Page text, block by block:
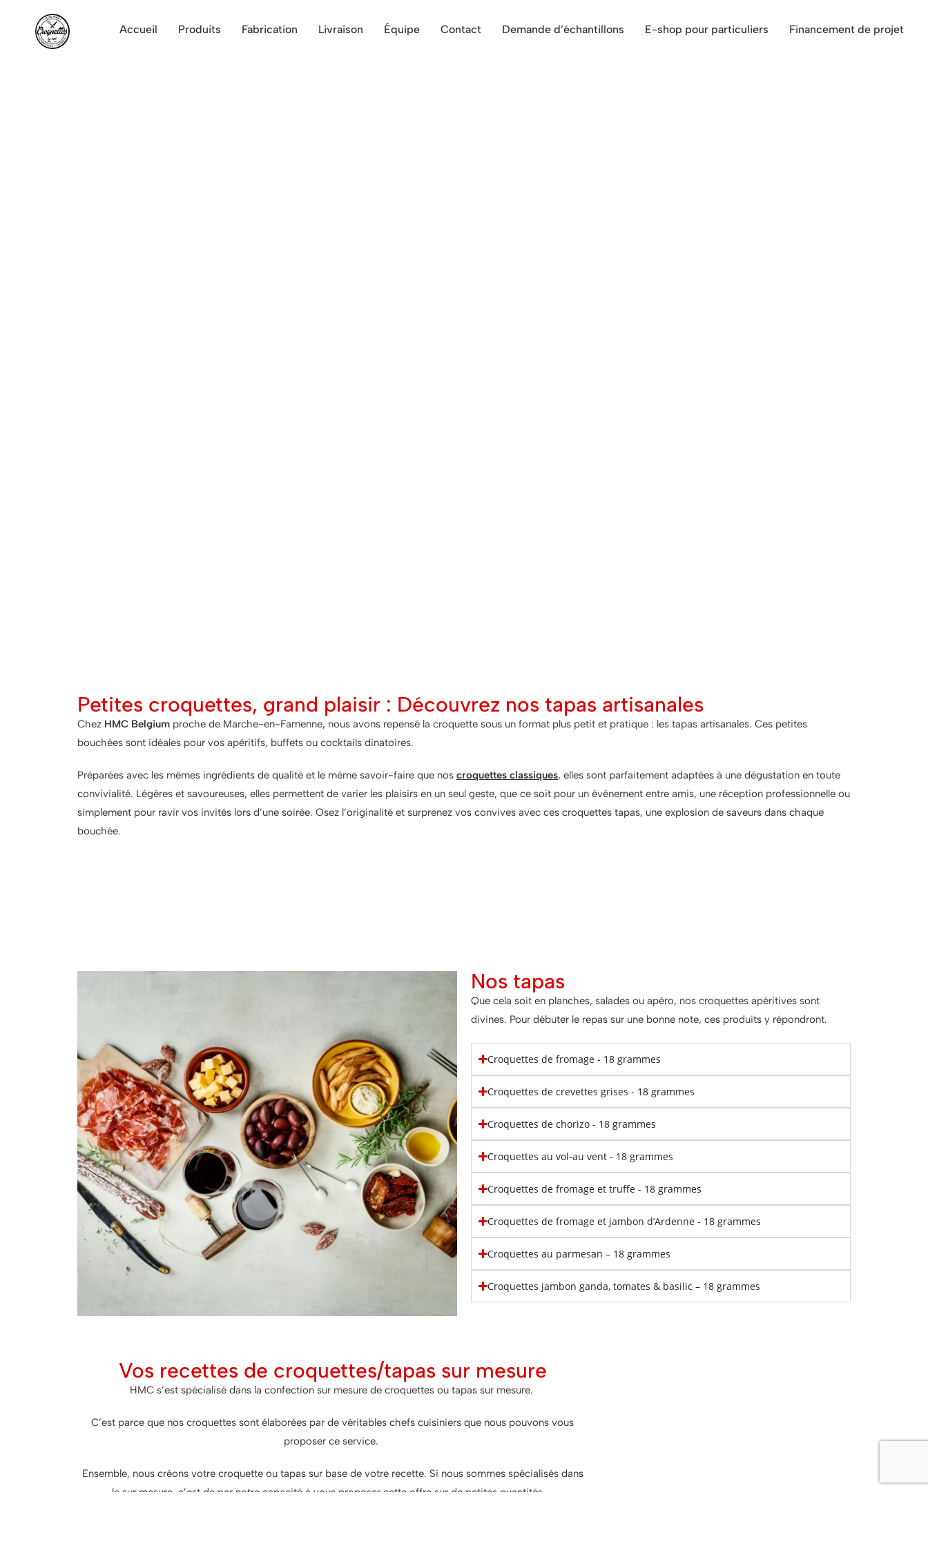
Accueil Produits Fabrication Livraison Équipe Contact Demande d’échantillons E-shop pour particuliers Financement de projet
Petites croquettes, grand plaisir : Découvrez nos tapas artisanales
Chez HMC Belgium proche de Marche-en-Famenne, nous avons repensé la croquette sous un format plus petit et pratique : les tapas artisanales. Ces petites
bouchées sont idéales pour vos apéritifs, buffets ou cocktails dinatoires.
Préparées avec les mêmes ingrédients de qualité et le même savoir-faire que nos croquettes classiques, elles sont parfaitement adaptées à une dégustation en toute
convivialité. Légères et savoureuses, elles permettent de varier les plaisirs en un seul geste, que ce soit pour un événement entre amis, une réception professionnelle ou
simplement pour ravir vos invités lors d’une soirée. Osez l’originalité et surprenez vos convives avec ces croquettes tapas, une explosion de saveurs dans chaque
bouchée.
Nos tapas
Que cela soit en planches, salades ou apéro, nos croquettes apéritives sont
divines. Pour débuter le repas sur une bonne note, ces produits y répondront.
Croquettes de fromage - 18 grammes
Croquettes de crevettes grises - 18 grammes
Croquettes de chorizo - 18 grammes
Croquettes au vol-au vent - 18 grammes
Croquettes de fromage et truffe - 18 grammes
Croquettes de fromage et jambon d’Ardenne - 18 grammes
Croquettes au parmesan – 18 grammes
Croquettes jambon ganda, tomates & basilic – 18 grammes
Vos recettes de croquettes/tapas sur mesure
HMC s’est spécialisé dans la confection sur mesure de croquettes ou tapas sur mesure.
C’est parce que nos croquettes sont élaborées par de véritables chefs cuisiniers que nous pouvons vous
proposer ce service.
Ensemble, nous créons votre croquette ou tapas sur base de votre recette. Si nous sommes spécialisés dans
le sur mesure, c’est de par notre capacité à vous proposer cette offre sur de petites quantités. ..